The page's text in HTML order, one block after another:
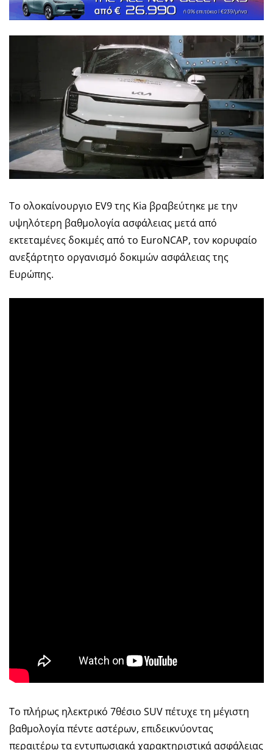
Το ολοκαίνουργιο EV9 της Kia βραβεύτηκε με την
υψηλότερη βαθμολογία ασφάλειας μετά από
εκτεταμένες δοκιμές από το EuroNCAP, τον κορυφαίο
ανεξάρτητο οργανισμό δοκιμών ασφάλειας της
Ευρώπης.
Το πλήρως ηλεκτρικό 7θέσιο SUV πέτυχε τη μέγιστη
βαθμολογία πέντε αστέρων, επιδεικνύοντας
περαιτέρω τα εντυπωσιακά χαρακτηριστικά ασφάλειας